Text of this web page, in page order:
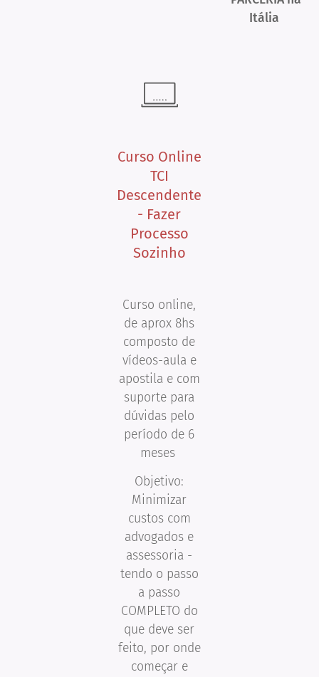
Itália
Curso Online
TCI
Descendente
- Fazer
Processo
Sozinho
Curso online,
de aprox 8hs
composto de
vídeos-aula e
apostila e com
suporte para
dúvidas pelo
período de 6
meses
Objetivo:
Minimizar
custos com
advogados e
assessoria -
tendo o passo
a passo
COMPLETO do
que deve ser
feito, por onde
começar e